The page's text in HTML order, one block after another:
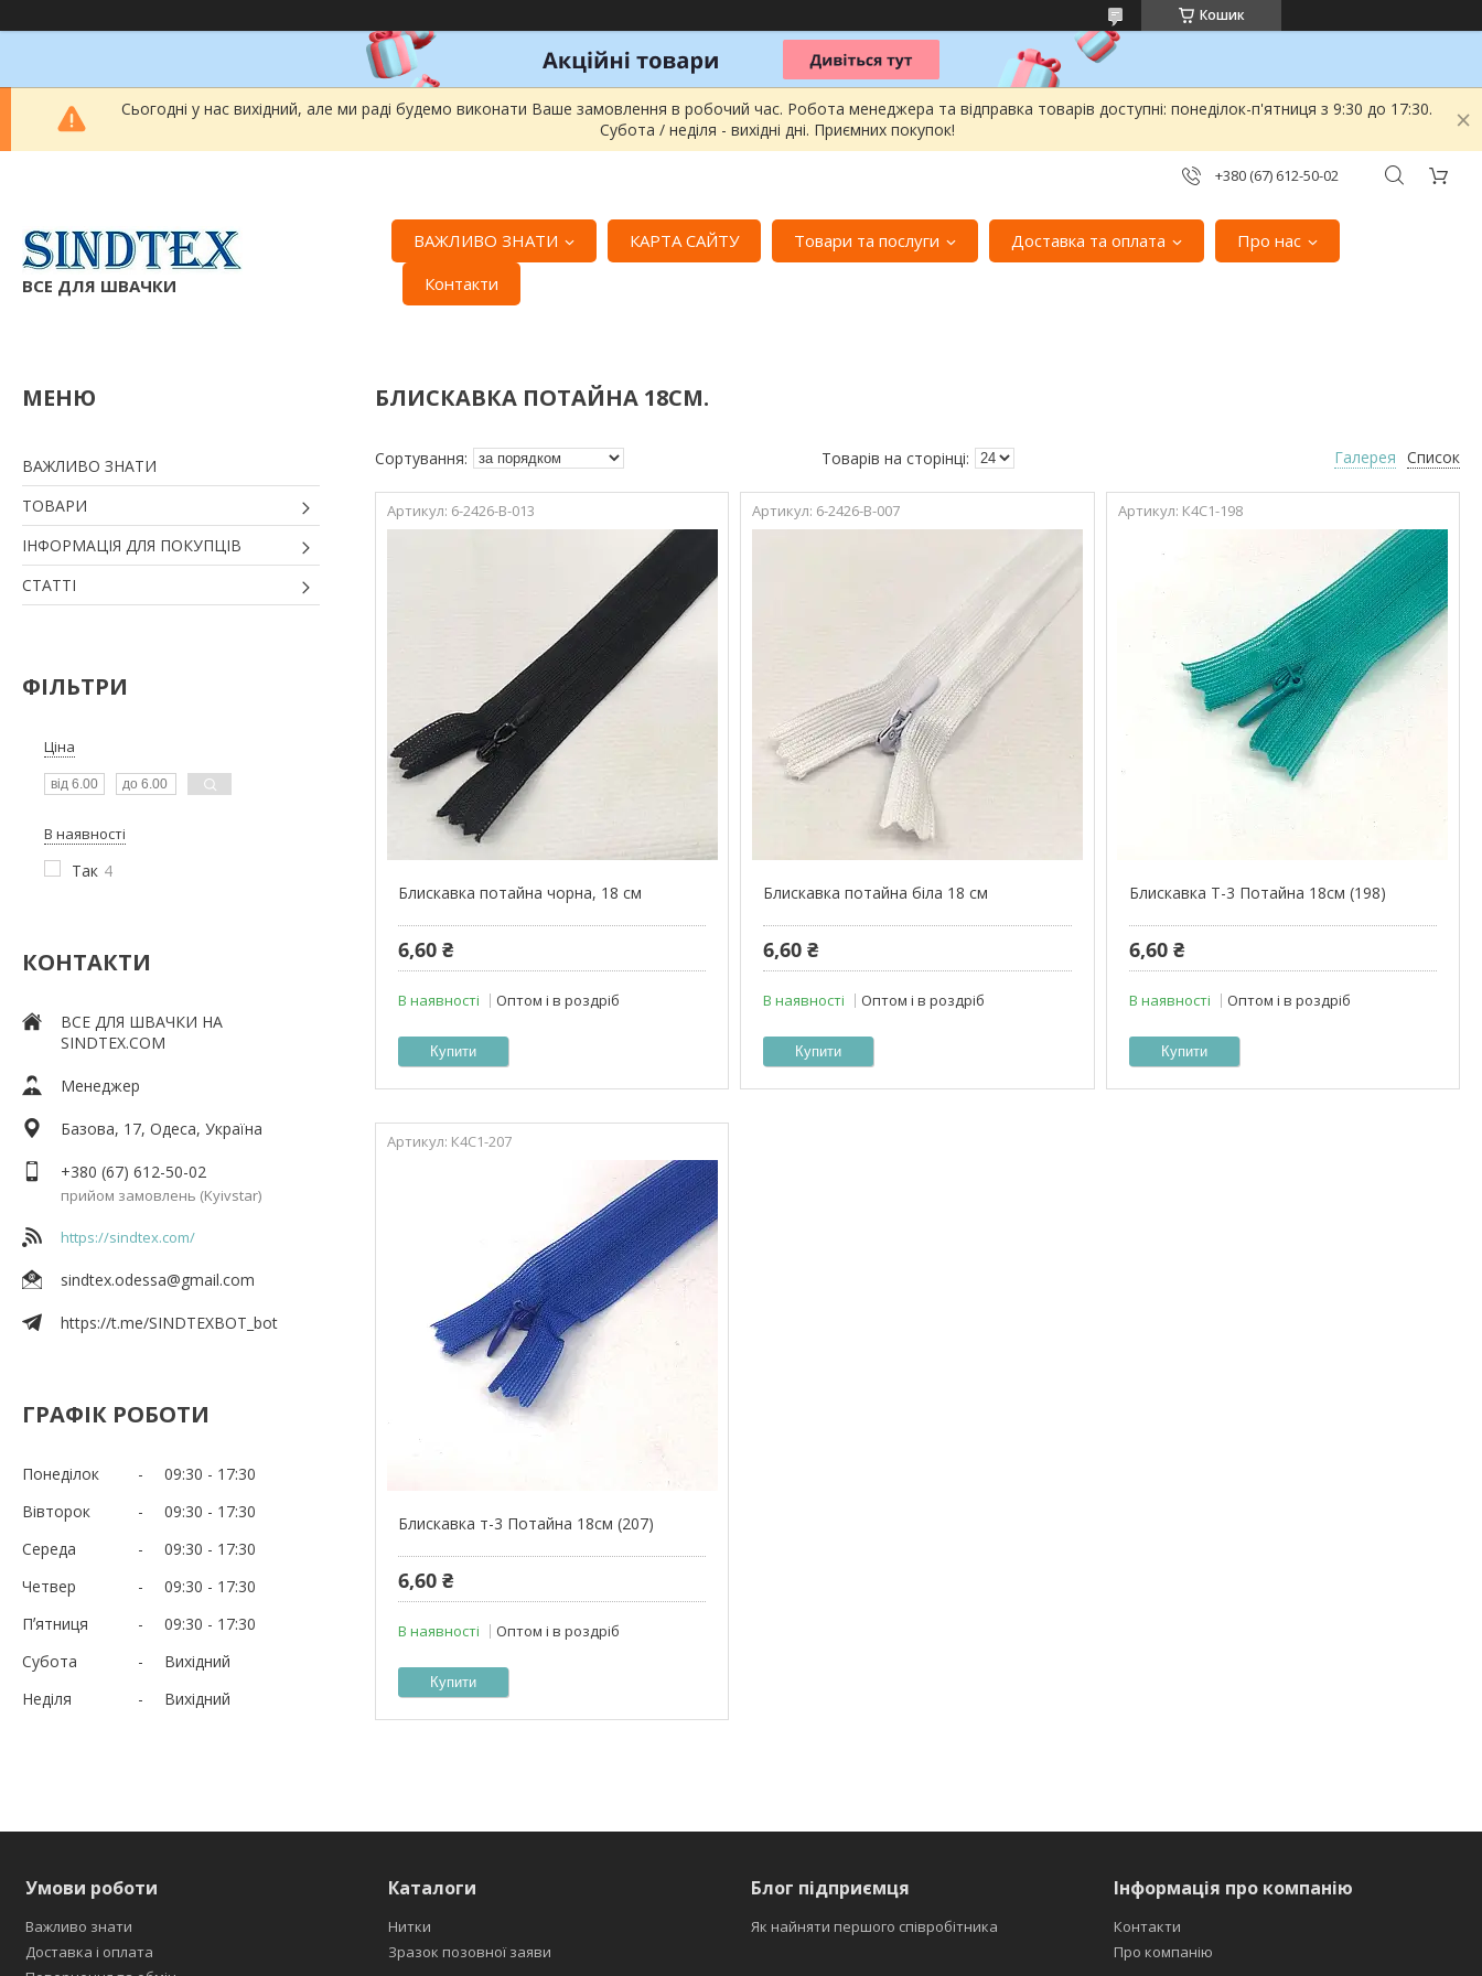
Кошик
Сьогодні у нас вихідний, але ми раді будемо виконати Ваше замовлення в робочий час. Робота менеджера та відправка товарів доступні: понеділок-п'ятниця з 9:30 до 17:30.
Субота / неділя - вихідні дні. Приємних покупок!
+380 (67) 612-50-02
ВСЕ ДЛЯ ШВАЧКИ
ВАЖЛИВО ЗНАТИ КАРТА САЙТУ Товари та послуги Доставка та оплата
Про нас
Контакти
ВАЖЛИВО ЗНАТИ
ТОВАРИ
ІНФОРМАЦІЯ ДЛЯ ПОКУПЦІВ
СТАТТІ
ФІЛЬТРИ
Ціна
В наявності
Так 4
КОНТАКТИ
ВСЕ ДЛЯ ШВАЧКИ НА
SINDTEX.COM
Менеджер
Базова, 17, Одеса, Україна
+380 (67) 612-50-02
прийом замовлень (Kyivstar)
https://sindtex.com/
sindtex.odessa@gmail.com
https://t.me/SINDTEXBOT_bot
ГРАФІК РОБОТИ
Понеділок 09:30
17:30
Вівторок
09:30
17:30
Середа
09:30
17:30
Четвер
09:30
17:30
Пʼятниця
09:30
17:30
Субота
Вихідний
Неділя
Вихідний
БЛИСКАВКА ПОТАЙНА 18СМ.
Галерея Список
6-2426-В-013
Блискавка потайна чорна, 18 см
6,60 ₴
В наявності Оптом і в роздріб
Купити
6-2426-В-007
Блискавка потайна біла 18 см
6,60 ₴
В наявності Оптом і в роздріб
Купити
К4С1-198
Блискавка Т-3 Потайна 18см (198)
6,60 ₴
В наявності Оптом і в роздріб
Купити
К4С1-207
Блискавка т-3 Потайна 18см (207)
6,60 ₴
В наявності Оптом і в роздріб
Купити
Умови роботи
Важливо знати
Доставка і оплата
Каталоги
Нитки
Зразок позовної заяви
Блог підприємця
Як найняти першого співробітника
Інформація про компанію
Контакти
Про компанію